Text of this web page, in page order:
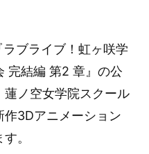
ブライブ！虹ヶ咲学
完結編 第2 章』の公
ノ空女学院スクール
作3Dアニメーション
。